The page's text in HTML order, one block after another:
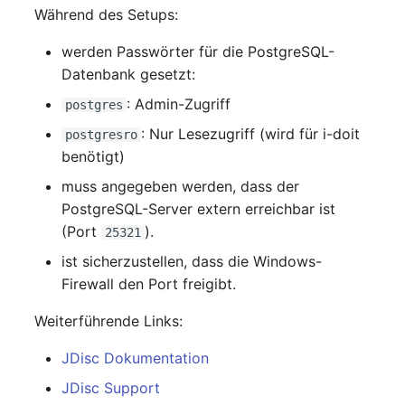
Release Notes 1.9
Changelogs 1.12.x
Changelogs 1.9.x
Datenbankzugriff
Datensicherung
(zugewiesene Objekte)
DBMS Information
KVM-Switch
Layer-3-Netz
VM provisionieren
(veraltet)
Grundschutz)
Workflow
Während des Setups:
werden Passwörter für die PostgreSQL-
Datenbank gesetzt:
postgres : Admin-Zugriff
postgresro : Nur Lesezugriff (wird für i-doit
benötigt)
muss angegeben werden, dass der
PostgreSQL-Server extern erreichbar ist
(Port
25321 ).
ist sicherzustellen, dass die Windows-
Firewall den Port freigibt.
Weiterführende Links:
JDisc Dokumentation
JDisc Support